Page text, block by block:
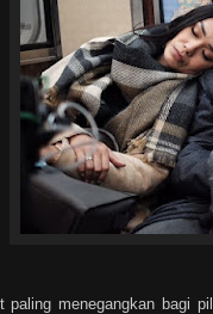
paling menegangkan bagi